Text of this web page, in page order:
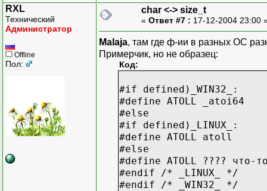
RXL
Технический
Администратор
Offline
Пол:
char <-> size_t
« Ответ #7 : 17-12-2004 23:00
Malaja, там где ф-ии в разных ОС
Примерчик, но не образец:
Код:
#if defined)_WIN32_:
#define ATOLL _atoi64
#else
#if defined)_LINUX_:
#define ATOLL atoll
#else
#define ATOLL ???? что-
#endif /* _LINUX_ */
#endif /* _WIN32_ */